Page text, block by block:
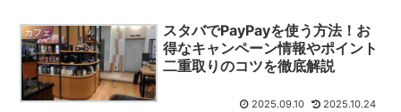
カフェ
スタバでPayPayを使う方法！お
得なキャンペーン情報やポイント
二重取りのコツを徹底解説
2025.09.10 2025.10.24